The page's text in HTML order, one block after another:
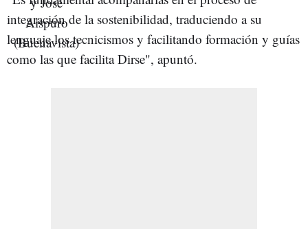
integración de la sostenibilidad, traduciendo a su
lenguaje los tecnicismos y facilitando formación y guías
como las que facilita Dirse", apuntó.